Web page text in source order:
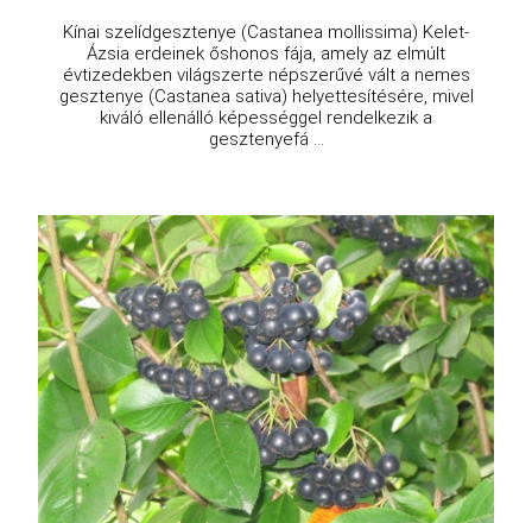
Kínai szelídgesztenye (Castanea mollissima) Kelet-
Ázsia erdeinek őshonos fája, amely az elmúlt
évtizedekben világszerte népszerűvé vált a nemes
gesztenye (Castanea sativa) helyettesítésére, mivel
kiváló ellenálló képességgel rendelkezik a
gesztenyefá ...